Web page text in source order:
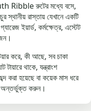
রুটের মধ্যে বসে,
স্থানীয় রাস্তায় যেখানে একটি
ইয়ার্ড, কর্মক্ষেত্র, এস্টেট
করে, কী আছে, সব চাকা
থাকে, যন্ত্রাংশ
করা হয়েছে বা কয়েক মাস ধরে
অন্তর্ভুক্ত করুন।